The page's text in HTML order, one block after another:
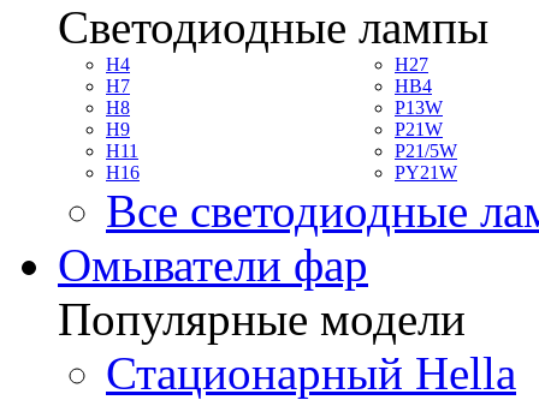
Светодиодные лампы
H4
H7
H8
H9
H11
H16
H27
HB4
P13W
P21W
P21/5W
PY21W
Все светодиодные
Омыватели фар
Популярные модели
Стационарный Hella